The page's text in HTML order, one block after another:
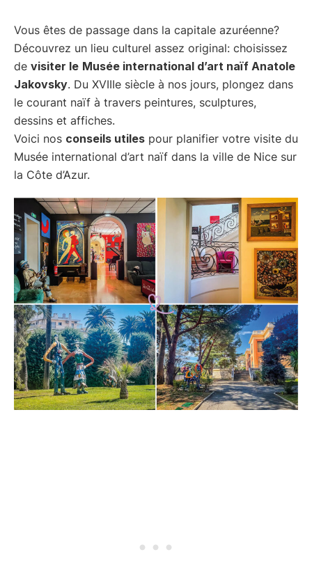
Vous êtes de passage dans la capitale azuréenne?
Découvrez un lieu culturel assez original: choisissez
de visiter le Musée international d’art naïf Anatole
Jakovsky. Du XVIIIe siècle à nos jours, plongez dans
le courant naïf à travers peintures, sculptures,
dessins et affiches.
Voici nos conseils utiles pour planifier votre visite du
Musée international d’art naïf dans la ville de Nice sur
la Côte d’Azur.